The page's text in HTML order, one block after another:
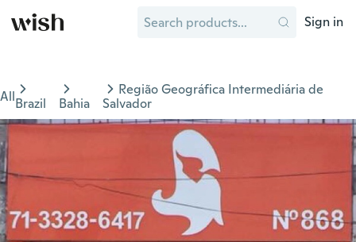
Sign in
AllBrazil Bahia
Região Geográfica Intermediária de
Salvador